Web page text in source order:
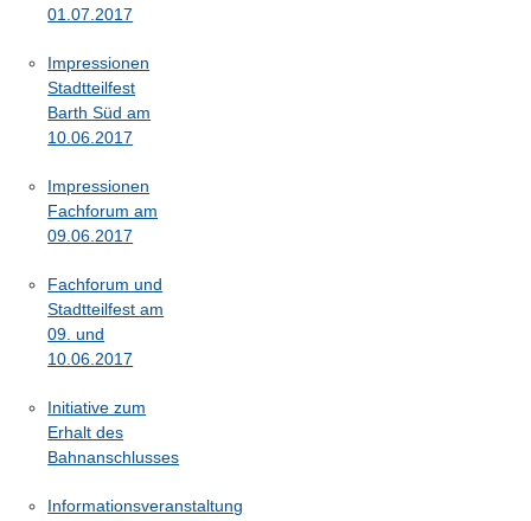
01.07.2017
Impressionen
Stadtteilfest
Barth Süd am
10.06.2017
Impressionen
Fachforum am
09.06.2017
Fachforum und
Stadtteilfest am
09. und
10.06.2017
Initiative zum
Erhalt des
Bahnanschlusses
Informationsveranstaltung